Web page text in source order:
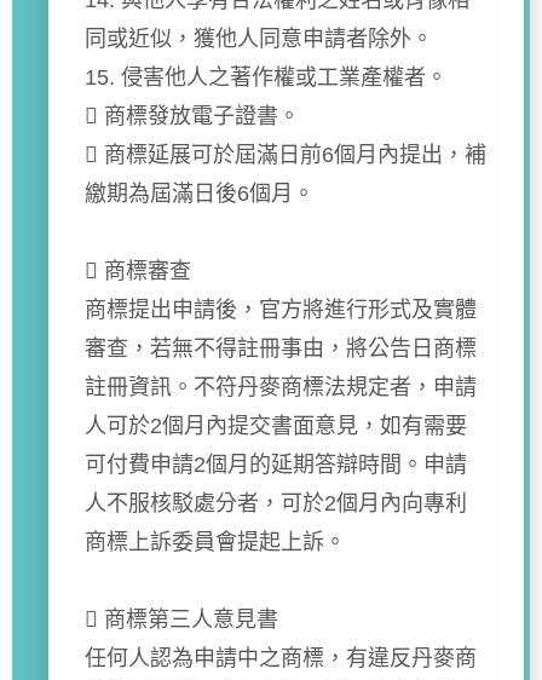
同或近似，獲他人同意申請者除外。
15. 侵害他人之著作權或工業產權者。
 商標發放電子證書。
 商標延展可於屆滿日前6個月內提出，補
繳期為屆滿日後6個月。
 商標審查
商標提出申請後，官方將進行形式及實體
審查，若無不得註冊事由，將公告日商標
註冊資訊。不符丹麥商標法規定者，申請
人可於2個月內提交書面意見，如有需要
可付費申請2個月的延期答辯時間。申請
人不服核駁處分者，可於2個月內向專利
商標上訴委員會提起上訴。
 商標第三人意見書
任何人認為申請中之商標，有違反丹麥商